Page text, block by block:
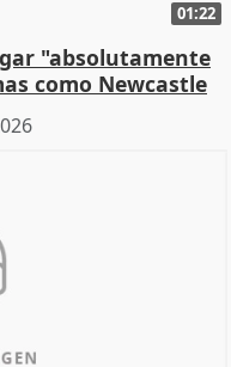
01:22
"absolutamente
como Newcastle